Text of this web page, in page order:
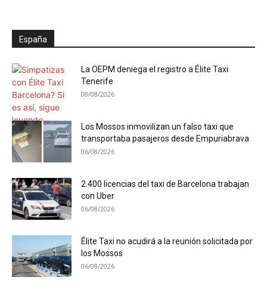
España
La OEPM deniega el registro a Élite Taxi
Tenerife
08/08/2026
Los Mossos inmovilizan un falso taxi que
transportaba pasajeros desde Empuriabrava
06/08/2026
2.400 licencias del taxi de Barcelona trabajan
con Uber
06/08/2026
Élite Taxi no acudirá a la reunión solicitada por
los Mossos
06/08/2026